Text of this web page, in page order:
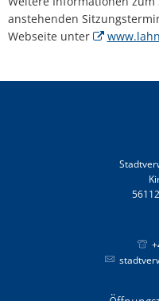
anstehenden
Webseite unter
56112